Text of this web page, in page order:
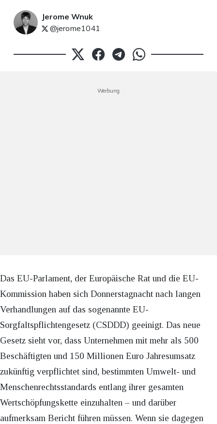
Jerome Wnuk
@jerome1041
Werbung
Das EU-Parlament, der Europäische Rat und die EU-
Kommission haben sich Donnerstagnacht nach langen
Verhandlungen auf das sogenannte EU-
Sorgfaltspflichtengesetz (CSDDD) geeinigt. Das neue
Gesetz sieht vor, dass Unternehmen mit mehr als 500
Beschäftigten und 150 Millionen Euro Jahresumsatz
zukünftig verpflichtet sind, bestimmten Umwelt- und
Menschenrechtsstandards entlang ihrer gesamten
Wertschöpfungskette einzuhalten – und darüber
aufmerksam Bericht führen müssen. Wenn sie dagegen